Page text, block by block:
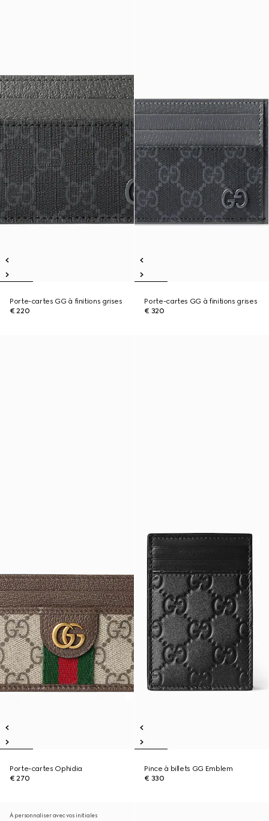
Porte-cartes GG à finitions grises
€ 220
Porte-cartes GG à finitions grises
€ 320
Porte-cartes Ophidia
€ 270
Pince à billets GG Emblem
€ 330
À personnaliser avec vos initiales